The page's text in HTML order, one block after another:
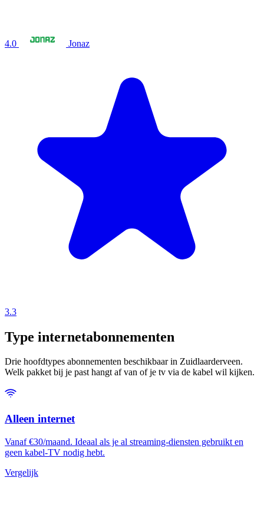
4.0 Jonaz
3.3
Type internetabonnementen
Drie hoofdtypes abonnementen beschikbaar in Zuidlaarderveen.
Welk pakket bij je past hangt af van of je tv via de kabel wil kijken.
Alleen internet
Vanaf €30/maand. Ideaal als je al streaming-diensten gebruikt en
geen kabel-TV nodig hebt.
Vergelijk